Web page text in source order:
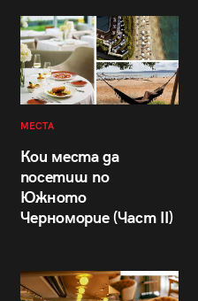
МЕСТА
Кои места да
посетиш по
Южното
Черноморие (Част II)